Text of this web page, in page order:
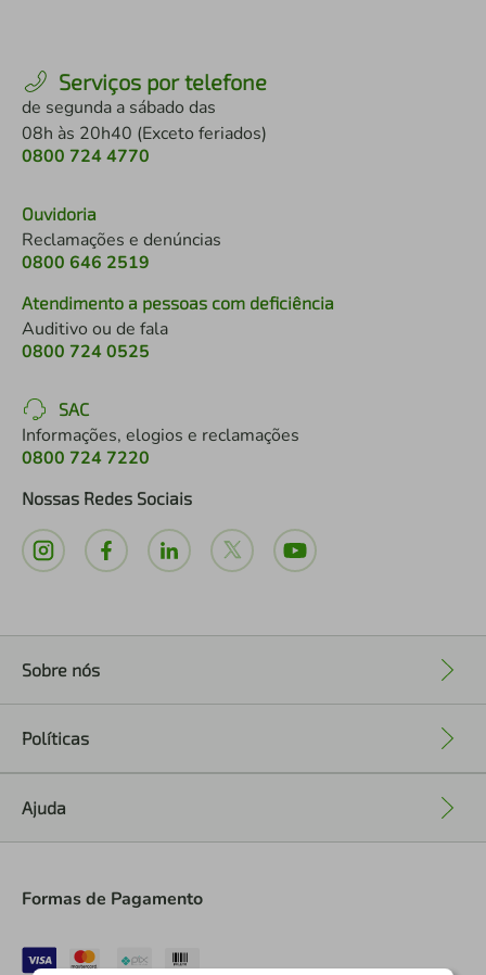
Serviços por telefone
de segunda a sábado das
08h às 20h40 (Exceto feriados)
0800 724 4770
Ouvidoria
Reclamações e denúncias
0800 646 2519
Atendimento a pessoas com deficiência
Auditivo ou de fala
0800 724 0525
SAC
Informações, elogios e reclamações
0800 724 7220
Nossas Redes Sociais
Sobre nós
Políticas
Ajuda
Formas de Pagamento